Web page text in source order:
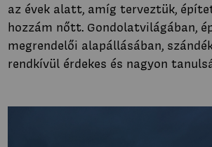
az évek alatt, amíg terveztük,
hozzám nőtt. Gondolatvilágában,
megrendelői alapállásában,
rendkívül érdekes és nagyon